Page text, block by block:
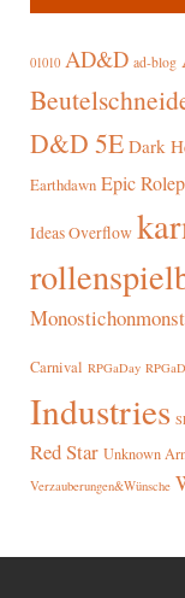
01010 AD&D ad-blog
D&D 5E Dark
Earthdawn Epic
Ideas Overflow
Carnival RPGaDay
Industries
Red Star Unknown
Verzauberungen&Wünsche